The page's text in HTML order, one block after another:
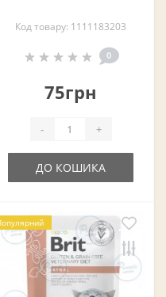
Код товару: 1111183203
0
75грн
- +
ДО КОШИКА